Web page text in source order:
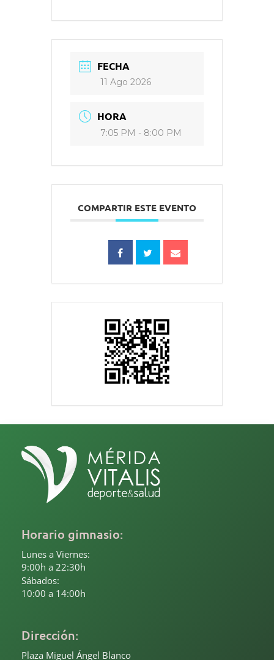
FECHA
11 Ago 2026
HORA
7:05 PM - 8:00 PM
COMPARTIR ESTE EVENTO
Horario gimnasio:
Lunes a Viernes:
9:00h a 22:30h
Sábados:
10:00 a 14:00h
Dirección:
Plaza Miguel Ángel Blanco